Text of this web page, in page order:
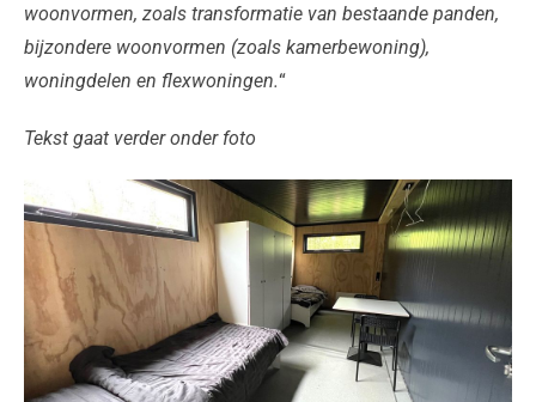
woonvormen, zoals transformatie van bestaande panden,
bijzondere woonvormen (zoals kamerbewoning),
woningdelen en flexwoningen.“
Tekst gaat verder onder foto